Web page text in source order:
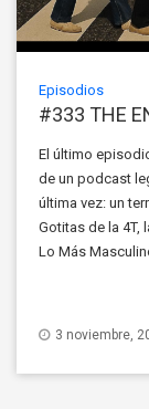
Episodios
#333 THE
El último
de un podcast
última vez: un
Gotitas de la 4T,
Lo Más
3 noviembre,